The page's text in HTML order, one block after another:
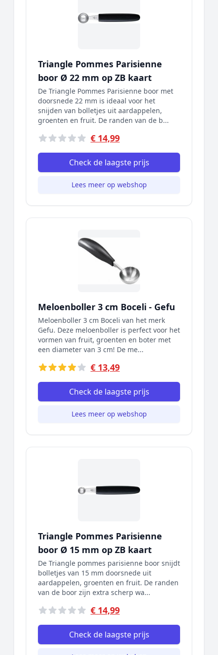
Triangle Pommes Parisienne
boor Ø 22 mm op ZB kaart
De Triangle Pommes Parisienne boor met
doorsnede 22 mm is ideaal voor het
snijden van bolletjes uit aardappelen,
groenten en fruit. De randen van de b...
€ 14,99
Check de laagste prijs
Lees meer op webshop
Meloenboller 3 cm Boceli - Gefu
Meloenboller 3 cm Boceli van het merk
Gefu. Deze meloenboller is perfect voor het
vormen van fruit, groenten en boter met
een diameter van 3 cm! De me...
€ 13,49
Check de laagste prijs
Lees meer op webshop
Triangle Pommes Parisienne
boor Ø 15 mm op ZB kaart
De Triangle pommes parisienne boor snijdt
bolletjes van 15 mm doorsnede uit
aardappelen, groenten en fruit. De randen
van de boor zijn extra scherp wa...
€ 14,99
Check de laagste prijs